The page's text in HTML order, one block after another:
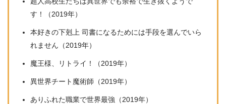
す！（2019年）
本好きの下剋上 司書になるためには手段を選んでいら
れません（2019年）
魔王様、リトライ！（2019年）
異世界チート魔術師（2019年）
ありふれた職業で世界最強（2019年）